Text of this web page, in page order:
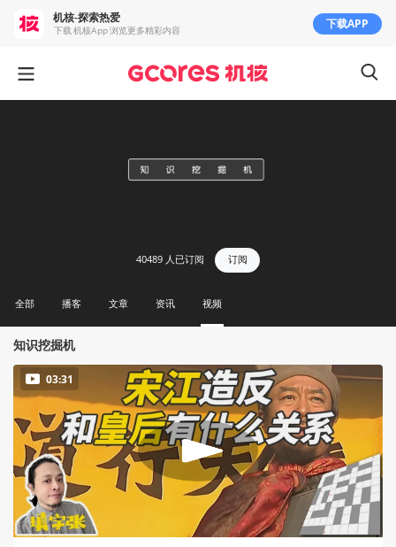
40489 人已订阅 订阅
全部 播客 文章 资讯 视频
知识挖掘机
03:31
机核-探索热爱
下载 机核App 浏览更多精彩内容 下载APP